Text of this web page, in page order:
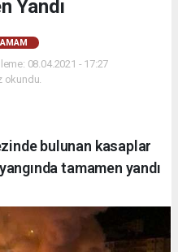
Yandı
08.04.2021 - 17:27
okundu.
bulunan kasaplar
tamamen yandı